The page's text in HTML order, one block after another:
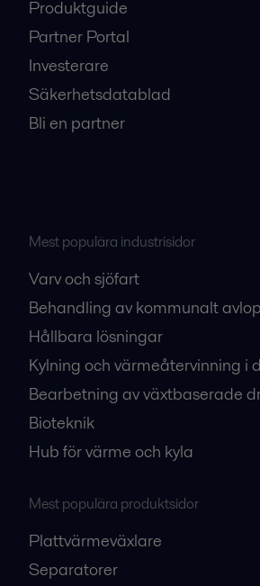
Produktguide
Partner Portal
Investerare
Säkerhetsdatablad
Bli en partner
Mest populära industrisidor
Varv och sjöfart
Behandling av kommunalt
Hållbara lösningar
Kylning och värmeåtervinning i
Bearbetning av växtbaserade
Bioteknik
Hub för värme och kyla
Mest populära produktsidor
Plattvärmeväxlare
Separatorer